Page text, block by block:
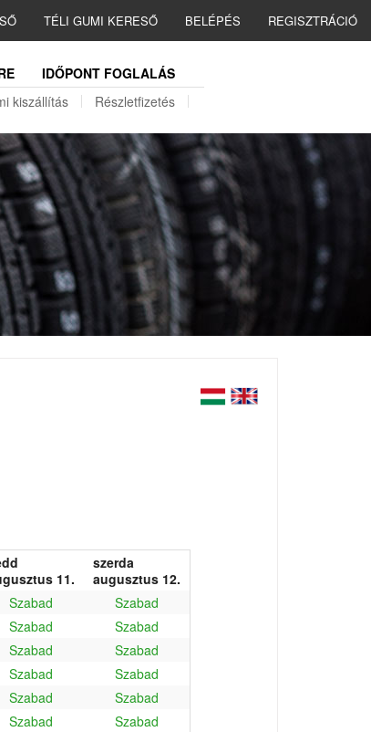
TÉLI GUMI KERESŐ BELÉPÉS REGISZTRÁCIÓ
IDŐPONT FOGLALÁS
kiszállítás Részletfizetés
11.
szerda
augusztus 12.
Szabad
Szabad
Szabad
Szabad
Szabad
Szabad
Szabad
Szabad
Szabad
Szabad
Szabad
Szabad